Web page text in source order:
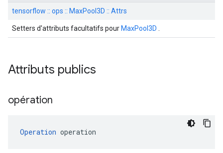
tensorflow :: ops :: MaxPool3D :: Attrs
Setters d'attributs facultatifs pour MaxPool3D
Attributs publics
opération
Operation operation